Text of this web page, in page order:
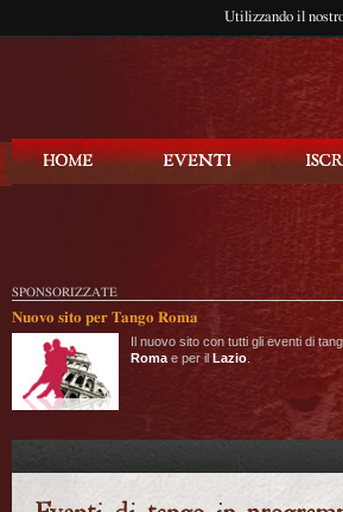
Utilizzando il
SPONSORIZZATE
Nuovo sito per Tango Roma
Il nuovo sito con tutti gli eventi di
Roma e per il Lazio